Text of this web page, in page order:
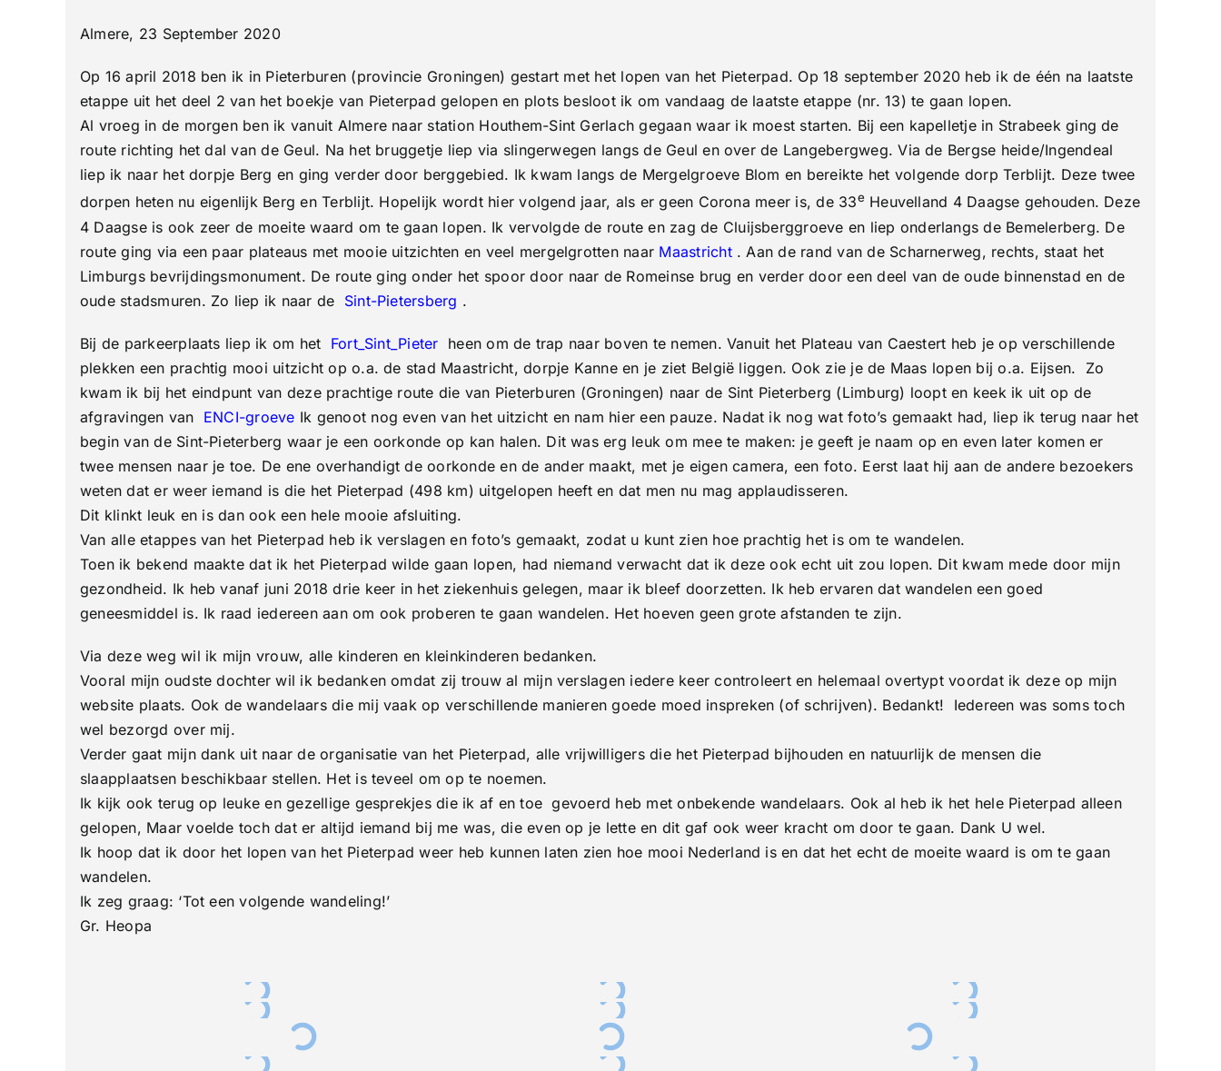
Het
Pieterpad
Almere, 23 September 2020
Op 16 april 2018 ben ik in Pieterburen (provincie Groningen) gestart met het lopen van het Pieterpad. Op 18 september 2020 heb ik de één na laatste
etappe uit het deel 2 van het boekje van Pieterpad gelopen en plots besloot ik om vandaag de laatste etappe (nr. 13) te gaan lopen.
Al vroeg in de morgen ben ik vanuit Almere naar station Houthem-Sint Gerlach gegaan waar ik moest starten. Bij een kapelletje in Strabeek ging de
route richting het dal van de Geul. Na het bruggetje liep via slingerwegen langs de Geul en over de Langebergweg. Via de Bergse heide/Ingendeal
liep ik naar het dorpje Berg en ging verder door berggebied. Ik kwam langs de Mergelgroeve Blom en bereikte het volgende dorp Terblijt. Deze twee
dorpen heten nu eigenlijk Berg en Terblijt. Hopelijk wordt hier volgend jaar, als er geen Corona meer is, de 33e Heuvelland 4 Daagse gehouden. Deze
4 Daagse is ook zeer de moeite waard om te gaan lopen. Ik vervolgde de route en zag de Cluijsberggroeve en liep onderlangs de Bemelerberg. De
route ging via een paar plateaus met mooie uitzichten en veel mergelgrotten naar Maastricht . Aan de rand van de Scharnerweg, rechts, staat het
Limburgs bevrijdingsmonument. De route ging onder het spoor door naar de Romeinse brug en verder door een deel van de oude binnenstad en de
oude stadsmuren. Zo liep ik naar de Sint-Pietersberg .
Bij de parkeerplaats liep ik om het Fort_Sint_Pieter heen om de trap naar boven te nemen. Vanuit het Plateau van Caestert heb je op verschillende
plekken een prachtig mooi uitzicht op o.a. de stad Maastricht, dorpje Kanne en je ziet België liggen. Ook zie je de Maas lopen bij o.a. Eijsen. Zo
kwam ik bij het eindpunt van deze prachtige route die van Pieterburen (Groningen) naar de Sint Pieterberg (Limburg) loopt en keek ik uit op de
afgravingen van ENCI-groeve Ik genoot nog even van het uitzicht en nam hier een pauze. Nadat ik nog wat foto’s gemaakt had, liep ik terug naar het
begin van de Sint-Pieterberg waar je een oorkonde op kan halen. Dit was erg leuk om mee te maken: je geeft je naam op en even later komen er
twee mensen naar je toe. De ene overhandigt de oorkonde en de ander maakt, met je eigen camera, een foto. Eerst laat hij aan de andere bezoekers
weten dat er weer iemand is die het Pieterpad (498 km) uitgelopen heeft en dat men nu mag applaudisseren.
Dit klinkt leuk en is dan ook een hele mooie afsluiting.
Van alle etappes van het Pieterpad heb ik verslagen en foto’s gemaakt, zodat u kunt zien hoe prachtig het is om te wandelen.
Toen ik bekend maakte dat ik het Pieterpad wilde gaan lopen, had niemand verwacht dat ik deze ook echt uit zou lopen. Dit kwam mede door mijn
gezondheid. Ik heb vanaf juni 2018 drie keer in het ziekenhuis gelegen, maar ik bleef doorzetten. Ik heb ervaren dat wandelen een goed
geneesmiddel is. Ik raad iedereen aan om ook proberen te gaan wandelen. Het hoeven geen grote afstanden te zijn.
Via deze weg wil ik mijn vrouw, alle kinderen en kleinkinderen bedanken.
Vooral mijn oudste dochter wil ik bedanken omdat zij trouw al mijn verslagen iedere keer controleert en helemaal overtypt voordat ik deze op mijn
website plaats. Ook de wandelaars die mij vaak op verschillende manieren goede moed inspreken (of schrijven). Bedankt! Iedereen was soms toch
wel bezorgd over mij.
Verder gaat mijn dank uit naar de organisatie van het Pieterpad, alle vrijwilligers die het Pieterpad bijhouden en natuurlijk de mensen die
slaapplaatsen beschikbaar stellen. Het is teveel om op te noemen.
Ik kijk ook terug op leuke en gezellige gesprekjes die ik af en toe gevoerd heb met onbekende wandelaars. Ook al heb ik het hele Pieterpad alleen
gelopen, Maar voelde toch dat er altijd iemand bij me was, die even op je lette en dit gaf ook weer kracht om door te gaan. Dank U wel.
Ik hoop dat ik door het lopen van het Pieterpad weer heb kunnen laten zien hoe mooi Nederland is en dat het echt de moeite waard is om te gaan
wandelen.
Ik zeg graag: ‘Tot een volgende wandeling!’
Gr. Heopa